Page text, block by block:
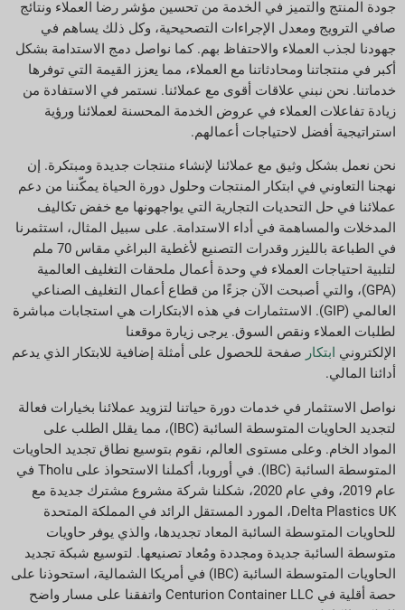
جودة المنتج والتميز في الخدمة من تحسين مؤشر رضا العملاء ونتائج
صافي الترويج ومعدل الإجراءات التصحيحية، وكل ذلك يساهم في
جهودنا لجذب العملاء والاحتفاظ بهم. كما نواصل دمج الاستدامة بشكل
أكبر في منتجاتنا ومحادثاتنا مع العملاء، مما يعزز القيمة التي توفرها
خدماتنا. نحن نبني علاقات أقوى مع عملائنا. نستمر في الاستفادة من
زيادة تفاعلات العملاء في عروض الخدمة المحسنة لعملائنا ورؤية
استراتيجية أفضل لاحتياجات أعمالهم.
نحن نعمل بشكل وثيق مع عملائنا لإنشاء منتجات جديدة ومبتكرة. إن
نهجنا التعاوني في ابتكار المنتجات وحلول دورة الحياة يمكّننا من دعم
عملائنا في حل التحديات التجارية التي يواجهونها مع خفض تكاليف
المدخلات والمساهمة في أداء الاستدامة. على سبيل المثال، استثمرنا
في الطباعة بالليزر وقدرات التصنيع لأغطية البراغي مقاس 70 ملم
لتلبية احتياجات العملاء في وحدة أعمال ملحقات التغليف العالمية
(GPA)، والتي أصبحت الآن جزءًا من قطاع أعمال التغليف الصناعي
العالمي (GIP). الاستثمارات في هذه الابتكارات هي استجابات مباشرة
لطلبات العملاء ونقص السوق. يرجى زيارة موقعنا
الإلكتروني ابتكار صفحة للحصول على أمثلة إضافية للابتكار الذي يدعم
أدائنا المالي.
نواصل الاستثمار في خدمات دورة حياتنا لتزويد عملائنا بخيارات فعالة
لتجديد الحاويات المتوسطة السائبة (IBC)، مما يقلل الطلب على
المواد الخام. وعلى مستوى العالم، نقوم بتوسيع نطاق تجديد الحاويات
المتوسطة السائبة (IBC). في أوروبا، أكملنا الاستحواذ على Tholu في
عام 2019، وفي عام 2020، شكلنا شركة مشروع مشترك جديدة مع
Delta Plastics UK، المورد المستقل الرائد في المملكة المتحدة
للحاويات المتوسطة السائبة المعاد تجديدها، والذي يوفر حاويات
متوسطة السائبة جديدة ومجددة ومُعاد تصنيعها. لتوسيع شبكة تجديد
الحاويات المتوسطة السائبة (IBC) في أمريكا الشمالية، استحوذنا على
حصة أقلية في Centurion Container LLC واتفقنا على مسار واضح